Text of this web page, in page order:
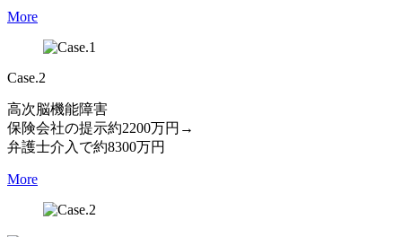
More
Case.2
高次脳機能障害
保険会社の提示約2200万円→
弁護士介入で約8300万円
More